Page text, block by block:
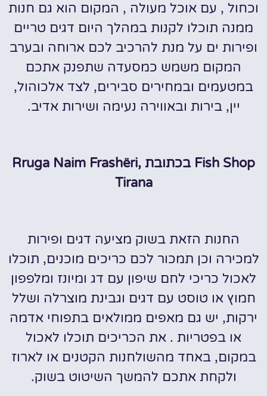
וכחול , עם אוכל מעולה , המקום הוא גם חנות
ממנה תוכלו לקנות במהלך היום דגים טריים
ופירות ים על מנת להרכיב לכם ארוחה ובערב
המקום משמש כמסעדה שתפנק אתכם
במטעמים ובמחירים סבירים, לצד אלכוהול,
יין, בירות ובאווירה נעימה ושירות אדיב.
Fish Shop בכתובת Rruga Naim Frashëri,
Tirana
החנות הזאת בשוק מציעה דגים ופירות
למכירה וכן תמכור לכם כריכים מוכנים, תוכלו
לאכול כריכי לחם שיפון עם דג ומיונז ומלפפון
חמוץ או טוסט עם דגים וגבינת מוצרלה ושלל
ירקות, יש גם מאפים ממולאים בתפוחי אדמה
או בפטריות . את הכריכים תוכלו לאכול
במקום, באחד מהשולחנות הקטנים או לארוז
ולקחת אתכם להמשך השיטוט בשוק.